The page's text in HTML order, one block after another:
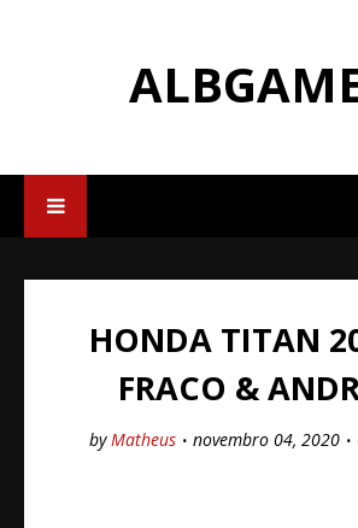
HONDA TITAN
FRACO &
by Matheus novembro 04, 2020